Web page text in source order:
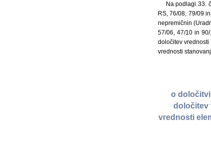
Na podlagi 33.
RS, 76/08, 79/09
nepremičnin
57/06, 47/10 in
določitev
vrednosti
o
določitev
vrednosti